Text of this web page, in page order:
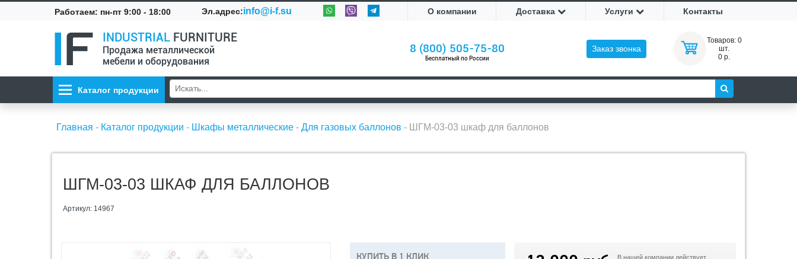
Работаем: пн-пт 9:00 - 18:00 Эл.адрес:info@i-f.su О компании Доставка Услуги Контакты
INDUSTRIAL FURNITURE
Продажа металлической
мебели и оборудования
8 (800) 505-75-80
Бесплатный по России
Заказ звонка
Товаров: 0
шт.
0 р.
Каталог продукции
Главная - Каталог продукции - Шкафы металлические - Для газовых баллонов - ШГМ-03-03 шкаф для баллонов
ШГМ-03-03 ШКАФ ДЛЯ БАЛЛОНОВ
Артикул: 14967
В нашей компании действует